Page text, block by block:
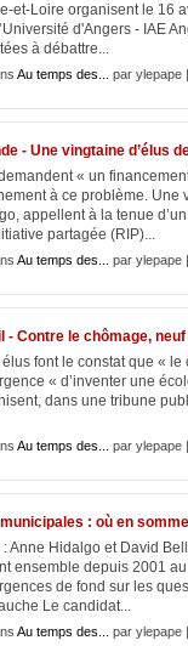
et-Loire organisent le 16
d'Angers - IAE
à débattre...
Au temps des... par ylepape |
- Une vingtaine d’élus
« un
à ce problème. Une
appellent à la tenue
partagée (RIP)...
Au temps des... par ylepape |
- Contre le chômage,
font le constat que «
« d’inventer une
dans une tribune
Au temps des... par ylepape |
: où en
Anne Hidalgo et David
ensemble depuis 2001
de fond sur les
Le candidat...
Au temps des... par ylepape |